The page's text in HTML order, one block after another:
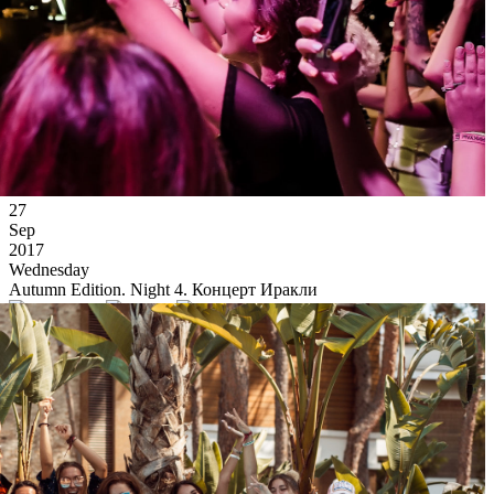
27
Sep
2017
Wednesday
Autumn Edition. Night 4. Концерт Иракли
13 637
12 113
×
Ссылка на отбор фото